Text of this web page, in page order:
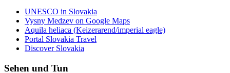
UNESCO in Slovakia
Vysny Medzev on Google Maps
Aquila heliaca (Keizerarend/imperial eagle)
Portal Slovakia Travel
Discover Slovakia
Sehen und Tun